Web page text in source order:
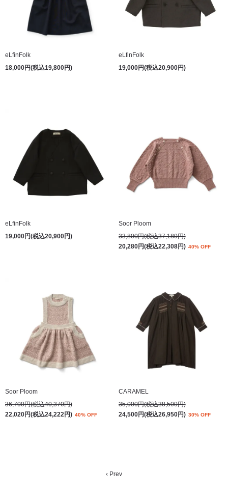
eLfinFolk
18,000円(税込19,800円)
eLfinFolk
19,000円(税込20,900円)
eLfinFolk
19,000円(税込20,900円)
Soor Ploom
33,800円(税込37,180円)
20,280円(税込22,308円) 40% OFF
Soor Ploom
36,700円(税込40,370円)
22,020円(税込24,222円) 40% OFF
CARAMEL
35,000円(税込38,500円)
24,500円(税込26,950円) 30% OFF
‹ Prev